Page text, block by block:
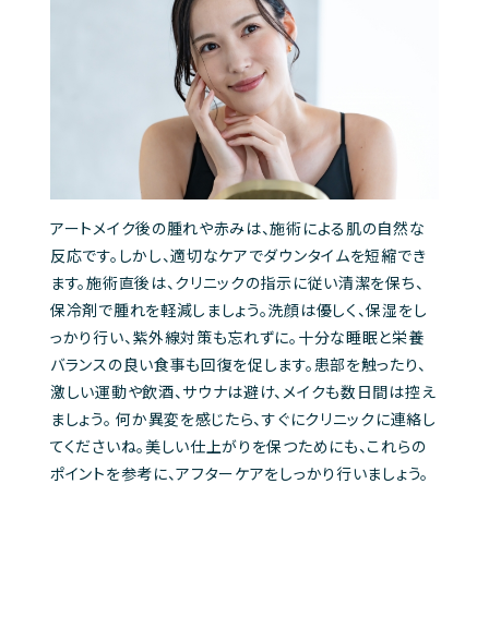
アートメイク後の腫れや赤みは、施術による肌の自然な
反応です。しかし、適切なケアでダウンタイムを短縮でき
ます。施術直後は、クリニックの指示に従い清潔を保ち、
保冷剤で腫れを軽減しましょう。洗顔は優しく、保湿をし
っかり行い、紫外線対策も忘れずに。十分な睡眠と栄養
バランスの良い食事も回復を促します。患部を触ったり、
激しい運動や飲酒、サウナは避け、メイクも数日間は控え
ましょう。 何か異変を感じたら、すぐにクリニックに連絡し
てくださいね。美しい仕上がりを保つためにも、これらの
ポイントを参考に、アフターケアをしっかり行いましょう。